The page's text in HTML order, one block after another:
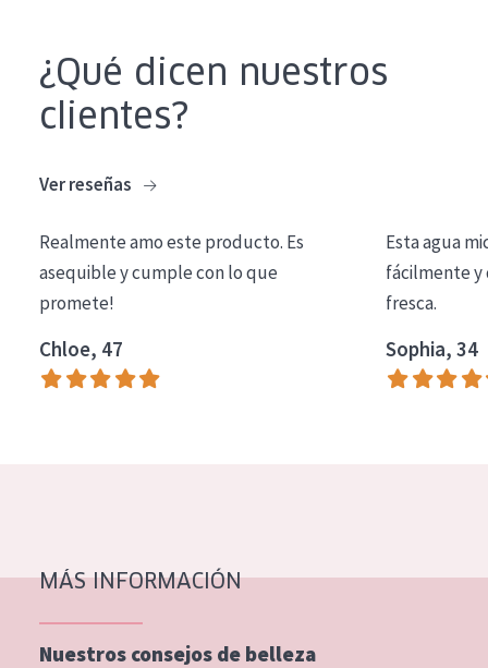
Essentials
Lift+
Piel sensible
Piel normal y seca
Piel mixata o grasa
Piel madura
Todas las edades
Piel madura
¿Qué dicen nuestros
clientes?
Ver reseñas
Realmente amo este producto. Es
asequible y cumple con lo que
promete!
Chloe, 47
Esta agua
fácilmente y
fresca.
Sophia, 34
MÁS INFORMACIÓN
Nuestros consejos de belleza